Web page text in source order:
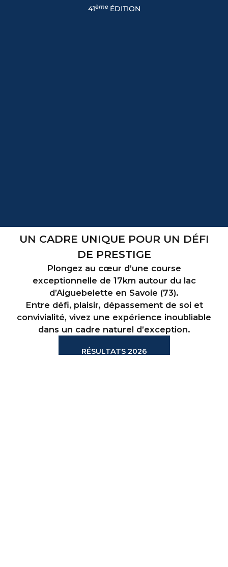
41ème ÉDITION
UN CADRE UNIQUE POUR UN DÉFI
DE PRESTIGE
Plongez au cœur d’une course
exceptionnelle de 17km autour du lac
d’Aiguebelette en Savoie (73).
Entre défi, plaisir, dépassement de soi et
convivialité, vivez une expérience inoubliable
dans un cadre naturel d’exception.
RÉSULTATS 2026